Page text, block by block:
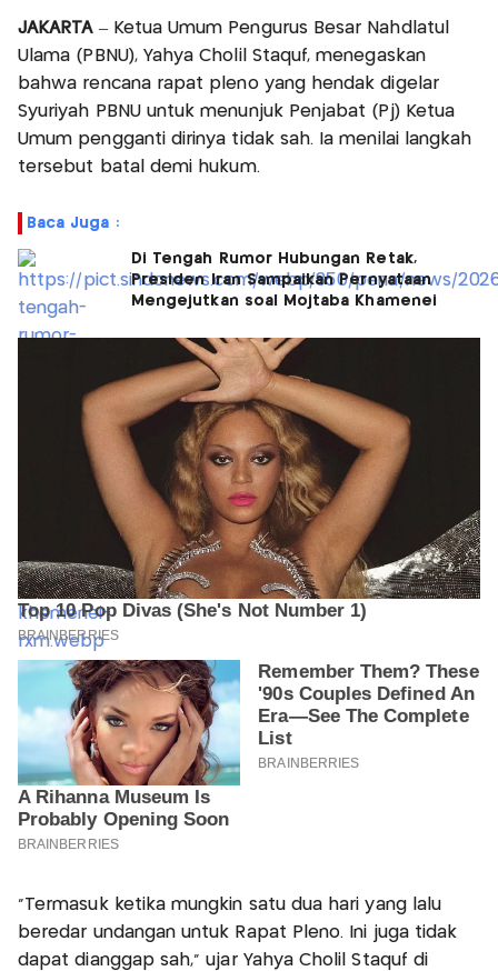
JAKARTA– Ketua Umum Pengurus Besar Nahdlatul
Ulama (PBNU), Yahya Cholil Staquf, menegaskan
bahwa rencana rapat pleno yang hendak digelar
Syuriyah PBNU untuk menunjuk Penjabat (Pj) Ketua
Umum pengganti dirinya tidak sah. Ia menilai langkah
tersebut batal demi hukum.
Baca Juga :
Di Tengah Rumor Hubungan Retak,
Presiden Iran Sampaikan Pernyataan
Mengejutkan soal Mojtaba Khamenei
"Termasuk ketika mungkin satu dua hari yang lalu
beredar undangan untuk Rapat Pleno. Ini juga tidak
dapat dianggap sah," ujar Yahya Cholil Staquf di